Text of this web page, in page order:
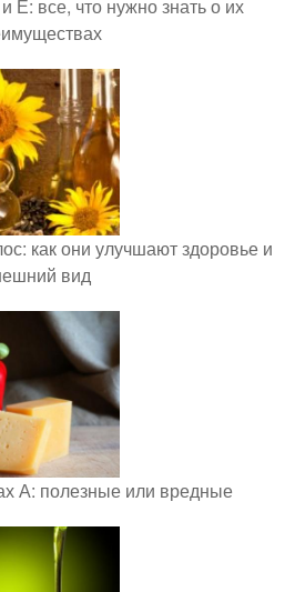
все, что нужно знать о их
как они улучшают здоровье и
вид
А: полезные или вредные